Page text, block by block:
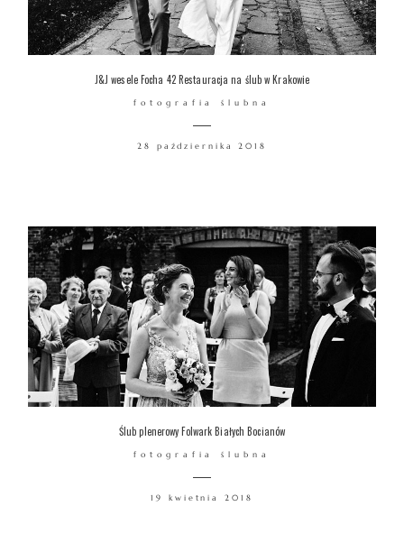
J&J wesele Focha 42 Restauracja na ślub w Krakowie
fotografia ślubna
28 października 2018
Ślub plenerowy Folwark Białych Bocianów
fotografia ślubna
19 kwietnia 2018
© COPYRIGHT ŁUKASZ OSTROWSKI